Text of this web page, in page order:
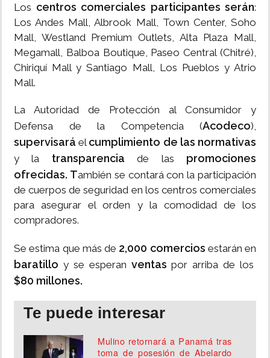
Los centros comerciales participantes serán:
Los Andes Mall, Albrook Mall, Town Center, Soho
Mall, Westland Premium Outlets, Alta Plaza Mall,
Megamall, Balboa Boutique, Paseo Central (Chitré),
Chiriquí Mall y Santiago Mall, Los Pueblos y Atrio
Mall.
La Autoridad de Protección al Consumidor y
Defensa de la Competencia (Acodeco),
supervisará el cumplimiento de las normativas
y la transparencia de las promociones
ofrecidas. También se contará con la participación
de cuerpos de seguridad en los centros comerciales
para asegurar el orden y la comodidad de los
compradores.
Se estima que más de 2,000 comercios estarán en
baratillo y se esperan ventas por arriba de los
$80 millones.
Te puede interesar
Mulino retornará a Panamá tras
toma de posesión de Abelardo